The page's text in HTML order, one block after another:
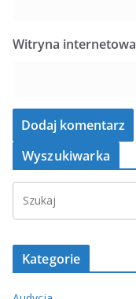
Witryna internetowa
Wyszukiwarka
Kategorie